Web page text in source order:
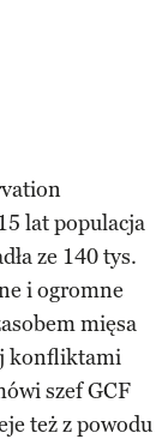
lat populacja
ze 140 tys.
i ogromne
mięsa
konfliktami
szef GCF
też z powodu